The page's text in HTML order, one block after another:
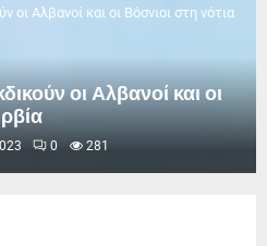
οι Αλβανοί και οι Βόσνιοι στη νότια
οι Αλβανοί και οι
0 281